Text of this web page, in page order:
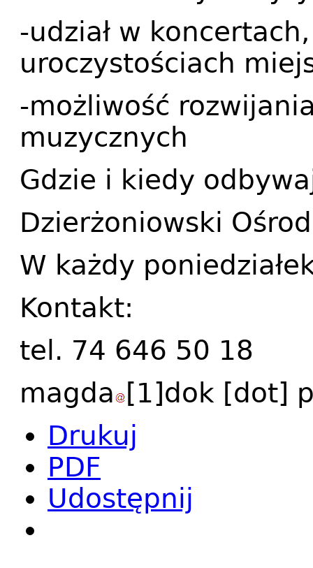
-udział w
uroczystościach
-możliwość
muzycznych
Gdzie i kiedy
Dzierżoniowski
W każdy
Kontakt:
tel. 74 646 50 18
magda [1]dok [dot]
Drukuj
PDF
Udostępnij